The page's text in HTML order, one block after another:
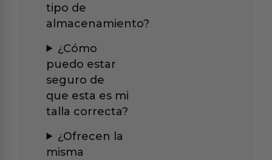
tipo de
almacenamiento?
¿Cómo
puedo estar
seguro de
que esta es mi
talla correcta?
¿Ofrecen la
misma